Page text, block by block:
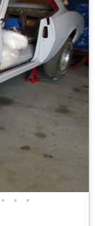
• • •